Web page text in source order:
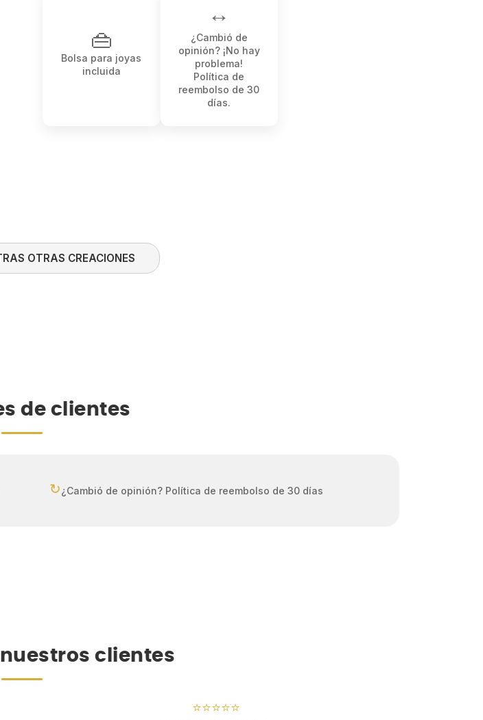
👜
Bolsa para joyas
incluida
↔️
¿Cambió de
opinión? ¡No hay
problema!
Política de
reembolso de 30
días.
OTRAS CREACIONES
de clientes
↻¿Cambió de opinión? Política de reembolso de 30 días
nuestros clientes
⭐⭐⭐⭐⭐